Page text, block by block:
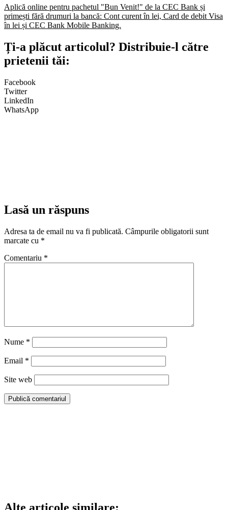
Aplică online pentru pachetul "Bun Venit!" de la CEC Bank și
primești fără drumuri la bancă: Cont curent în lei, Card de debit Visa
în lei și CEC Bank Mobile Banking.​
Ți-a plăcut articolul? Distribuie-l către
prietenii tăi:
Facebook
Twitter
LinkedIn
WhatsApp
Lasă un răspuns
Adresa ta de email nu va fi publicată. Câmpurile obligatorii sunt
marcate cu *
Comentariu *
Nume *
Email *
Site web